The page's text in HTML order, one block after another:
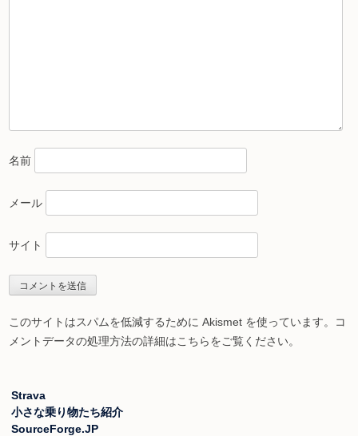
名前
メール
サイト
このサイトはスパムを低減するために Akismet を使っています。
コ
メントデータの処理方法の詳細はこちらをご覧ください。
Strava
小さな乗り物たち紹介
SourceForge.JP